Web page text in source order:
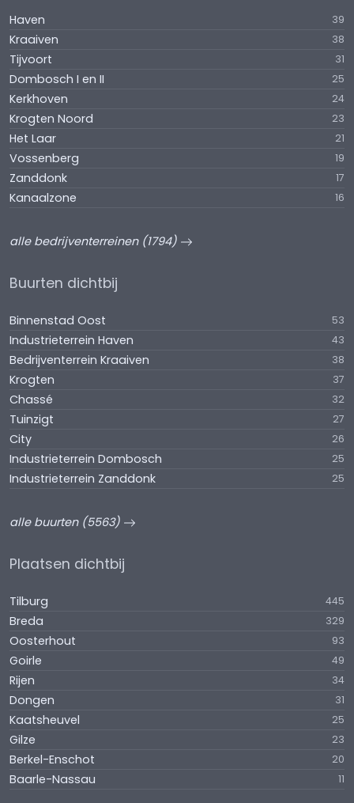
Haven 39
Kraaiven 38
Tijvoort 31
Dombosch I en II 25
Kerkhoven 24
Krogten Noord 23
Het Laar 21
Vossenberg 19
Zanddonk 17
Kanaalzone 16
alle bedrijventerreinen (1794)
Buurten dichtbij
Binnenstad Oost 53
Industrieterrein Haven 43
Bedrijventerrein Kraaiven 38
Krogten 37
Chassé 32
Tuinzigt 27
City 26
Industrieterrein Dombosch 25
Industrieterrein Zanddonk 25
alle buurten (5563)
Plaatsen dichtbij
Tilburg 445
Breda 329
Oosterhout 93
Goirle 49
Rijen 34
Dongen 31
Kaatsheuvel 25
Gilze 23
Berkel-Enschot 20
Baarle-Nassau 11